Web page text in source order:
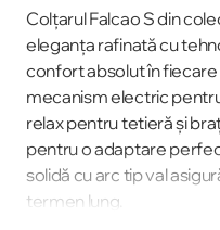
Colțarul Falcao S din
eleganța rafinată cu
confort absolut în
mecanism electric
relax pentru tetieră și
pentru o adaptare
solidă cu arc tip val
termen lung.